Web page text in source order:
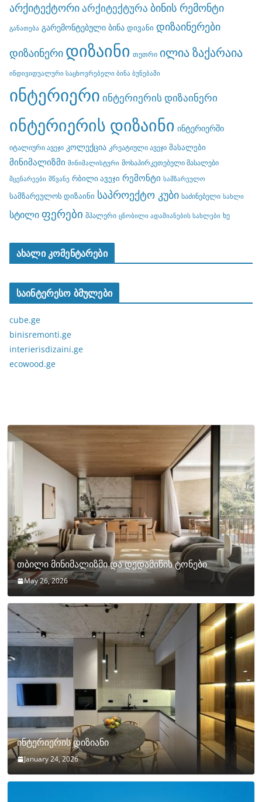
არქიტექტორიარქიტექტურა ბინის რემონტი
განათება გარემონტებული ბინა დივანი დიზაინერები
დიზაინერი დიზაინი თეთრი ილია ზაქარაია
ინდივიდუალური საცხოვრებელი ბინა ბუნებაში
ინტერიერი ინტერიერის დიზაინერი
ინტერიერის დიზაინი ინტერიერში
იტალიური ავეჯი კოლექცია კრეატიული ავეჯი მასალები
მინიმალიზმი მინიმალისტური მოსაპირკეთებელი მასალები
მცენარეები მწვანე რბილი ავეჯი რემონტი სამზარეულო
სამზარეულოს დიზაინი საპროექტო კუბი საძინებელი სახლი
სტილი ფერები შპალერი ცნობილი ადამიანების სახლები ხე
ახალი კომენტარები
საინტერესო ბმულები
cube.ge
binisremonti.ge
interierisdizaini.ge
ecowood.ge
თბილი მინიმალიზმი და დედამიწის ტონები
May 26, 2026
ინტერიერის დიზიანი
January 24, 2026